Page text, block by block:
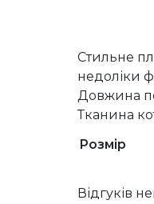
Стильне
недоліки
Довжина
Тканина
Розмір
Відгуків